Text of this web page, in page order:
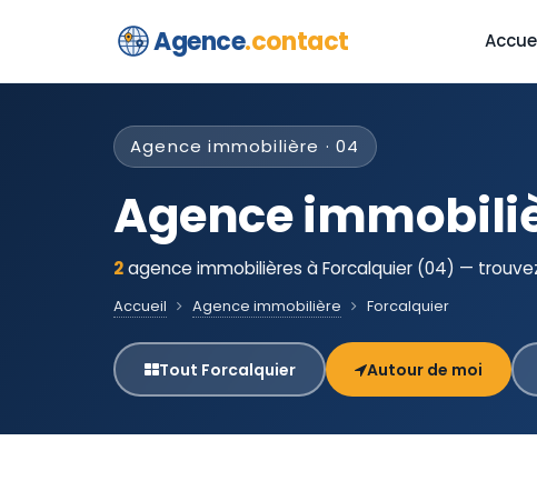
Agence.contact
Agence immobilière · 04
Agence
2agence immobilières à Forcalquier (04) —
Accueil Agence immobilière Forcalquier
Tout Forcalquier Autour de moi